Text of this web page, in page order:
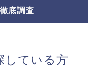
底調査
している方